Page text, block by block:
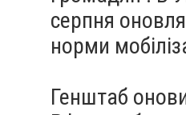
серпня
норми
Генштаб